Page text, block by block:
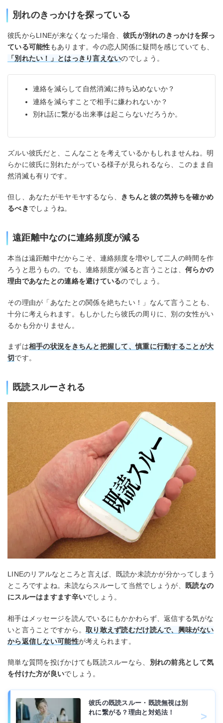
別れのきっかけを探っている
彼氏からLINEが来なくなった場合、彼氏が別れのきっかけを探っ
ている可能性もあります。今の恋人関係に疑問を感じていても、
「別れたい！」とはっきり言えないのでしょう。
連絡を減らして自然消滅に持ち込めないか？
連絡を減らすことで相手に嫌われないか？
別れ話に繋がる出来事は起こらないだろうか。
ズルい彼氏だと、こんなことを考えているかもしれませんね。明
らかに彼氏に別れたがっている様子が見られるなら、このまま自
然消滅も有りです。
但し、あなたがモヤモヤするなら、 きちんと彼の気持ちを確かめ
るべきでしょうね。
遠距離中なのに連絡頻度が減る
本当は遠距離中だからこそ、連絡頻度を増やして二人の時間を作
ろうと思うもの。でも、連絡頻度が減ると言うことは、 何らかの
理由であなたとの連絡を避けているのでしょう。
その理由が「あなたとの関係を絶ちたい！」なんて言うことも、
十分に考えられます。もしかしたら彼氏の周りに、別の女性がい
るかも分かりません。
まずは相手の状況をきちんと把握して、慎重に行動することが大
切です。
既読スルーされる
LINEのリアルなところと言えば、既読か未読かが分かってしまう
ところですよね。未読ならスルーして当然でしょうが、
既読なの
にスルーはますます辛いでしょう。
相手はメッセージを読んでいるにもかかわらず、返信する気がな
いと言うことですから。取り敢えず読むだけ読んで、興味がない
から返信しない可能性が考えられます。
簡単な質問を投げかけても既読スルーなら、 別れの前兆として気
を付けた方が良いでしょう。
彼氏の既読スルー・既読無視は別
れに繋がる？理由と対処法！